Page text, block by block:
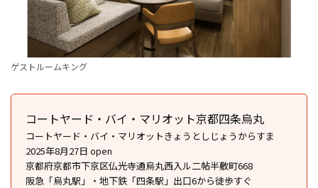
ゲストルームキング
コートヤード・バイ・マリオット京都四条烏丸
コートヤード・バイ・マリオットきょうとしじょうからすま
2025年8月27日 open
京都府京都市下京区仏光寺通烏丸西入ル二帖半敷町668
阪急「烏丸駅」・地下鉄「四条駅」出口6から徒歩すぐ